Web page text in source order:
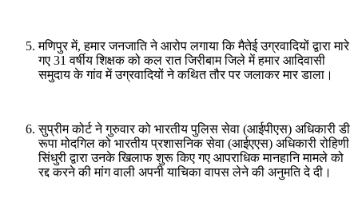
मणिपुर में, हमार जनजाति ने आरोप लगाया कि मैतेई उग्रवादियों द्वारा मारे
गए 31 वर्षीय शिक्षक को कल रात जिरीबाम जिले में हमार आदिवासी
समुदाय के गांव में उग्रवादियों ने कथित तौर पर जलाकर मार डाला।
सुप्रीम कोर्ट ने गुरुवार को भारतीय पुलिस सेवा (आईपीएस) अधिकारी डी
रूपा मोदगिल को भारतीय प्रशासनिक सेवा (आईएएस) अधिकारी रोहिणी
सिंधुरी द्वारा उनके खिलाफ शुरू किए गए आपराधिक मानहानि मामले को
रद्द करने की मांग वाली अपनी याचिका वापस लेने की अनुमति दे दी।